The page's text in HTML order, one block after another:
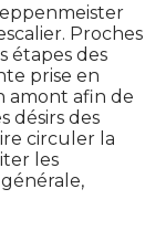
Proches
étapes des
prise en
amont afin de
désirs des
circuler la
les